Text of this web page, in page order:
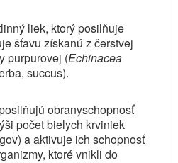
liek, ktorý posilňuje
šťavu získanú z čerstvej
purpurovej (Echinacea
succus).
obranyschopnosť
počet bielych krviniek
a aktivuje ich schopnosť
ktoré vnikli do